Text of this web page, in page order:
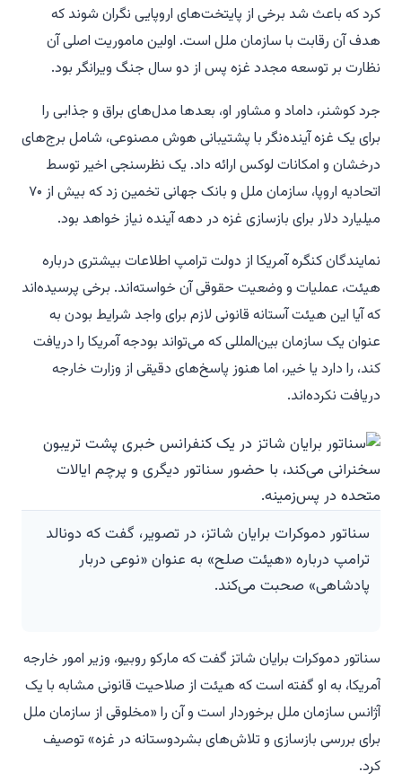
کرد که باعث شد برخی از پایتخت‌های اروپایی نگران شوند که
هدف آن رقابت با سازمان ملل است. اولین ماموریت اصلی آن
نظارت بر توسعه مجدد غزه پس از دو سال جنگ ویرانگر بود.
جرد کوشنر، داماد و مشاور او، بعدها مدل‌های براق و جذابی را
برای یک غزه آینده‌نگر با پشتیبانی هوش مصنوعی، شامل برج‌های
درخشان و امکانات لوکس ارائه داد. یک نظرسنجی اخیر توسط
اتحادیه اروپا، سازمان ملل و بانک جهانی تخمین زد که بیش از ۷۰
میلیارد دلار برای بازسازی غزه در دهه آینده نیاز خواهد بود.
نمایندگان کنگره آمریکا از دولت ترامپ اطلاعات بیشتری درباره
هیئت، عملیات و وضعیت حقوقی آن خواسته‌اند. برخی پرسیده‌اند
که آیا این هیئت آستانه قانونی لازم برای واجد شرایط بودن به
عنوان یک سازمان بین‌المللی که می‌تواند بودجه آمریکا را دریافت
کند، را دارد یا خیر، اما هنوز پاسخ‌های دقیقی از وزارت خارجه
دریافت نکرده‌اند.
سناتور دموکرات برایان شاتز، در تصویر، گفت که دونالد
ترامپ درباره «هیئت صلح» به عنوان «نوعی دربار
پادشاهی» صحبت می‌کند.
سناتور دموکرات برایان شاتز گفت که مارکو روبیو، وزیر امور خارجه
آمریکا، به او گفته است که هیئت از صلاحیت قانونی مشابه با یک
آژانس سازمان ملل برخوردار است و آن را «مخلوقی از سازمان ملل
برای بررسی بازسازی و تلاش‌های بشردوستانه در غزه» توصیف
کرد.